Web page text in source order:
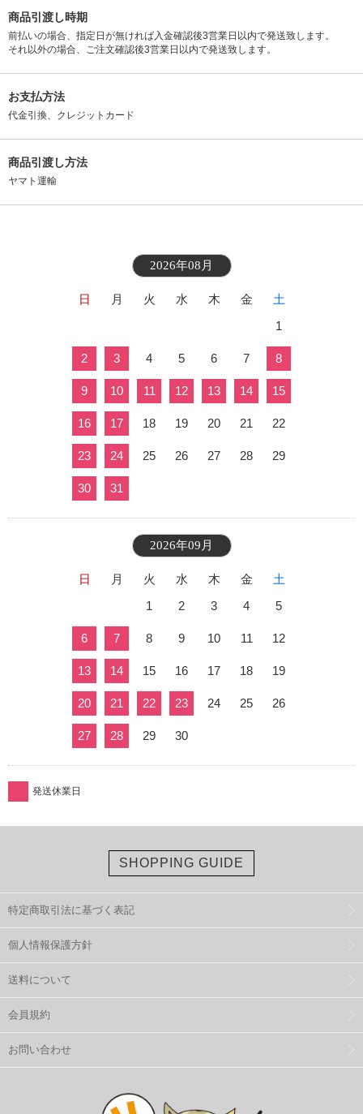
商品引渡し時期
前払いの場合、指定日が無ければ入金確認後3営業日以内で発送致します。
それ以外の場合、ご注文確認後3営業日以内で発送致します。
お支払方法
代金引換、クレジットカード
商品引渡し方法
ヤマト運輸
2026年08月
日 月 火 水 木 金
土
1
2 3 4 5 6 7 8
9 10 11 12 13 14 15
16 17 18 19 20 21 22
23 24 25 26 27 28 29
30 31
2026年09月
日 月 火 水 木 金
土
1
2 3 4 5
6 7 8 9 10 11 12
13 14 15 16 17 18 19
20 21 22 23 24 25 26
27 28 29 30
発送休業日
SHOPPING GUIDE
特定商取引法に基づく表記
個人情報保護方針
送料について
会員規約
お問い合わせ